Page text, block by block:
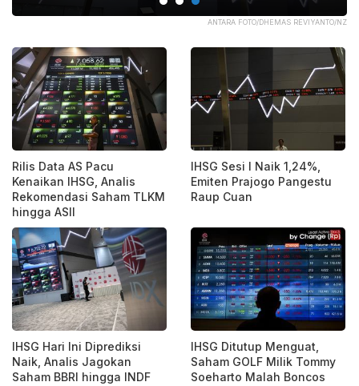
Rilis Data AS Pacu
Kenaikan IHSG, Analis
Rekomendasi Saham TLKM
hingga ASII
IHSG Sesi I Naik 1,24%,
Emiten Prajogo Pangestu
Raup Cuan
IHSG Hari Ini Diprediksi
Naik, Analis Jagokan
Saham BBRI hingga INDF
IHSG Ditutup Menguat,
Saham GOLF Milik Tommy
Soeharto Malah Boncos